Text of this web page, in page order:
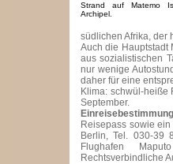
Strand auf Matemo
Archipel.
südlichen Afrika, der
Auch die Hauptstadt
aus sozialistischen
nur wenige
daher für eine
Klima: schwül-heiße
September.
Reisepass sowie
Berlin, Tel. 030-39
Flughafen
Rechtsverbindliche